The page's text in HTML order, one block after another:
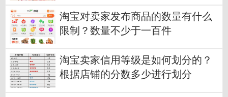
淘宝对卖家发布商品的数量有什么
限制？数量不少于一百件
淘宝卖家信用等级是如何划分的？
根据店铺的分数多少进行划分